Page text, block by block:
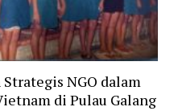
NGO dalam
di Pulau Galang